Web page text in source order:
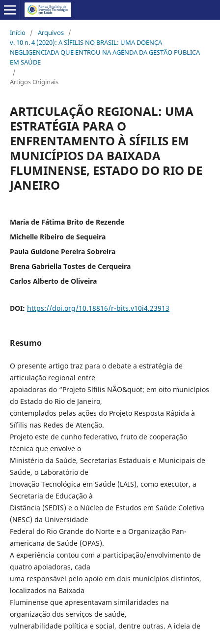
Início / Arquivos /
v. 10 n. 4 (2020): A SÍFILIS NO BRASIL: UMA DOENÇA
NEGLIGENCIADA QUE ENTROU NA AGENDA DA GESTÃO PÚBLICA
EM SAÚDE
/
Artigos Originais
ARTICULAÇÃO REGIONAL: UMA
ESTRATÉGIA PARA O
ENFRENTAMENTO À SÍFILIS EM
MUNICÍPIOS DA BAIXADA
FLUMINENSE, ESTADO DO RIO DE
JANEIRO
Maria de Fátima Brito de Rezende
Michelle Ribeiro de Sequeira
Paula Guidone Pereira Sobreira
Brena Gabriella Tostes de Cerqueira
Carlos Alberto de Oliveira
DOI: https://doi.org/10.18816/r-bits.v10i4.23913
Resumo
O presente artigo traz para o debate a estratégia de
articulação regional entre
apoiadoras do “Projeto Sífilis NÃO&quot; em oito municípios
do Estado do Rio de Janeiro,
contemplados pelas ações do Projeto Resposta Rápida à
Sífilis nas Redes de Atenção.
Projeto este de cunho federativo, fruto de cooperação
técnica que envolve o
Ministério da Saúde, Secretarias Estaduais e Municipais de
Saúde, o Laboratório de
Inovação Tecnológica em Saúde (LAIS), como executor, a
Secretaria de Educação à
Distância (SEDIS) e o Núcleo de Estudos em Saúde Coletiva
(NESC) da Universidade
Federal do Rio Grande do Norte e a Organização Pan-
americana de Saúde (OPAS).
A experiência contou com a participação/envolvimento de
quatro apoiadoras, cada
uma responsável pelo apoio em dois municípios distintos,
localizados na Baixada
Fluminense que apresentavam similaridades na
organização dos serviços de saúde,
vulnerabilidade política e social, dentre outras. A ideia de